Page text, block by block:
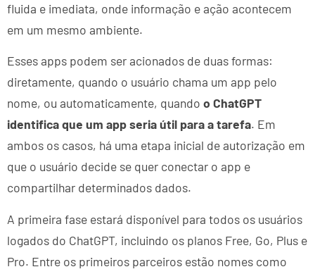
fluida e imediata, onde informação e ação acontecem
em um mesmo ambiente.
Esses apps podem ser acionados de duas formas:
diretamente, quando o usuário chama um app pelo
nome, ou automaticamente, quando o ChatGPT
identifica que um app seria útil para a tarefa. Em
ambos os casos, há uma etapa inicial de autorização em
que o usuário decide se quer conectar o app e
compartilhar determinados dados.
A primeira fase estará disponível para todos os usuários
logados do ChatGPT, incluindo os planos Free, Go, Plus e
Pro. Entre os primeiros parceiros estão nomes como